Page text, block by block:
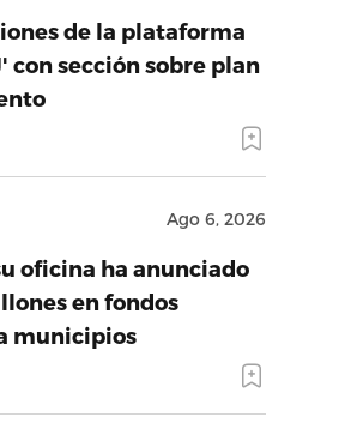
de la plataforma
con sección sobre plan
Ago 6, 2026
oficina ha anunciado
en fondos
municipios